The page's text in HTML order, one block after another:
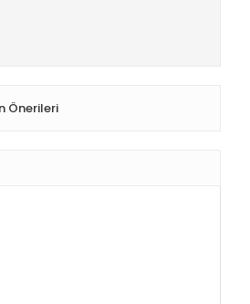
Önerileri